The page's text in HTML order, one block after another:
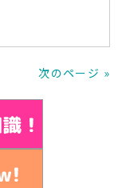
次のページ »